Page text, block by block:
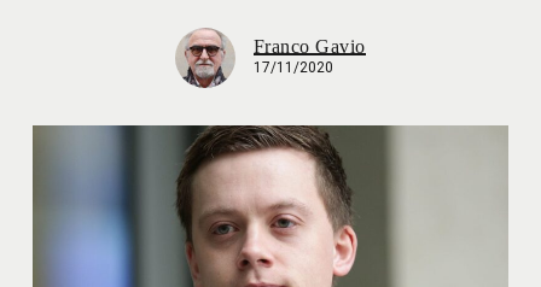
Franco Gavio
17/11/2020